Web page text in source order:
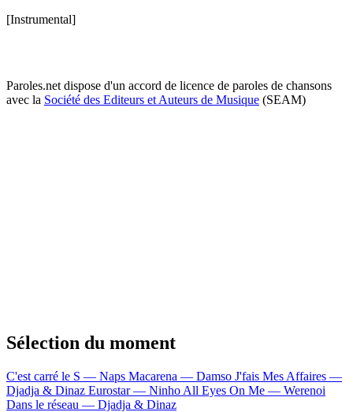
[Instrumental]
Paroles.net dispose d'un accord de licence de paroles de chansons
avec la Société des Editeurs et Auteurs de Musique (SEAM)
Sélection du moment
C'est carré le S — Naps Macarena — Damso J'fais Mes Affaires —
Djadja & Dinaz Eurostar — Ninho All Eyes On Me — Werenoi
Dans le réseau — Djadja & Dinaz